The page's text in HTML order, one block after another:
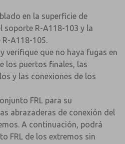
en la superficie de
R-A118-103 y la
A118-105.
verifique que no haya fugas en
los puertos finales, las
y las conexiones de los
FRL para su
abrazaderas de conexión del
A continuación, podrá
FRL de los extremos sin